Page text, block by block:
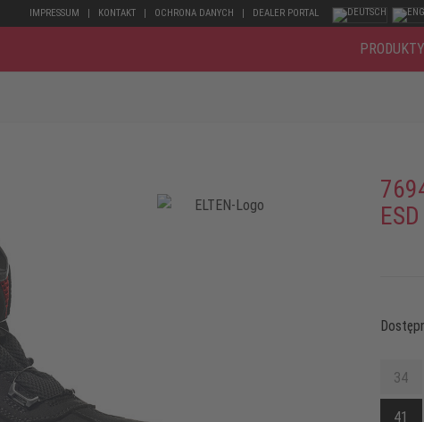
IMPRESSUM KONTAKT OCHRONA DANYCH DEALER PORTAL
PRODUKTY
34
41